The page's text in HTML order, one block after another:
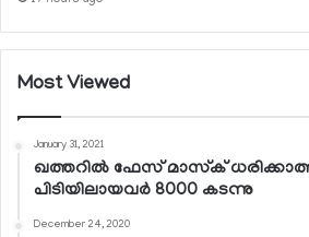
Most Viewed
January 31, 2021
ഖത്തറില്‍ ഫേസ് മാസ്‌ക്
പിടിയിലായവര്‍ 8000 കടന്നു
December 24, 2020